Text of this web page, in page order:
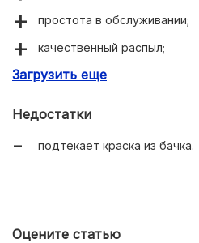
простота в обслуживании;
качественный распыл;
плавная регулировка подачи.
Загрузить еще
Недостатки
подтекает краска из бачка.
Оцените статью